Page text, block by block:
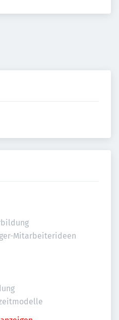
Mitarbeiterideen